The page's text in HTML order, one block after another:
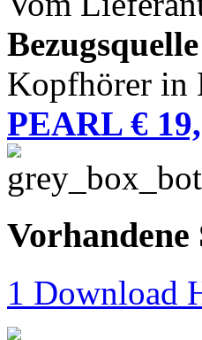
Kopfhörer in
PEARL €
1 Download